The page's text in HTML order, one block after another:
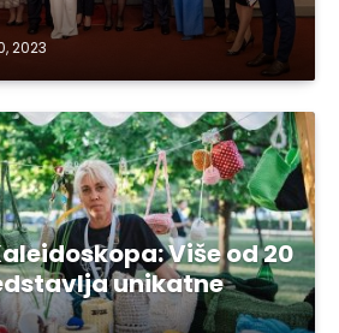
2023
Više od 20
unikatne